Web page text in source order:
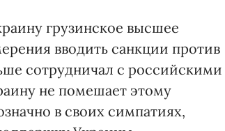
грузинское высшее
вводить санкции против
сотрудничал с российскими
не помешает этому
в своих симпатиях,